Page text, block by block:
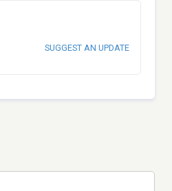
SUGGEST AN UPDATE